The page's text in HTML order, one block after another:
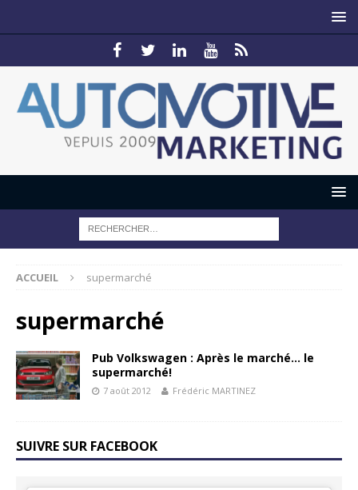
ACCUEIL supermarché
supermarché
Pub Volkswagen : Après le marché… le
supermarché!
7 août 2012 Frédéric MARTINEZ
SUIVRE SUR FACEBOOK